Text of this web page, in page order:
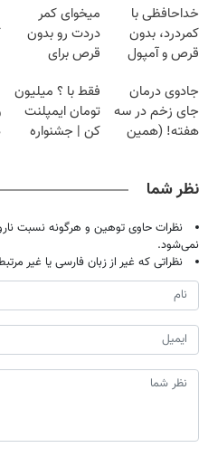
خداحافظی با
کمردرد، بدون
قرص و آمپول
میخوای کمر
دردت رو بدون
قرص برای
کنی؟
(◂پرسش‌نامه رو
پر کن)
جادوی درمان
جای زخم در سه
هفته! (همین
فقط با ؟ میلیون
تومان ایمپلنت
کن | جشنواره
نظر شما
نظرات حاوی توهین و هرگونه نسبت
نمی‌شود.
نظراتی که غیر از زبان فارسی یا غیر